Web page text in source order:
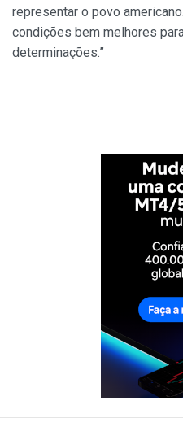
representar o povo
condições bem melhores
determinações.”